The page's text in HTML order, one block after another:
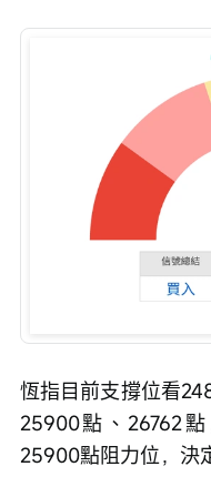
恆指目前支撐位看
25900點、26762
25900點阻力位，決